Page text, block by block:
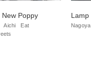
New Poppy
Aichi
Eat
Lamp
Nagoya